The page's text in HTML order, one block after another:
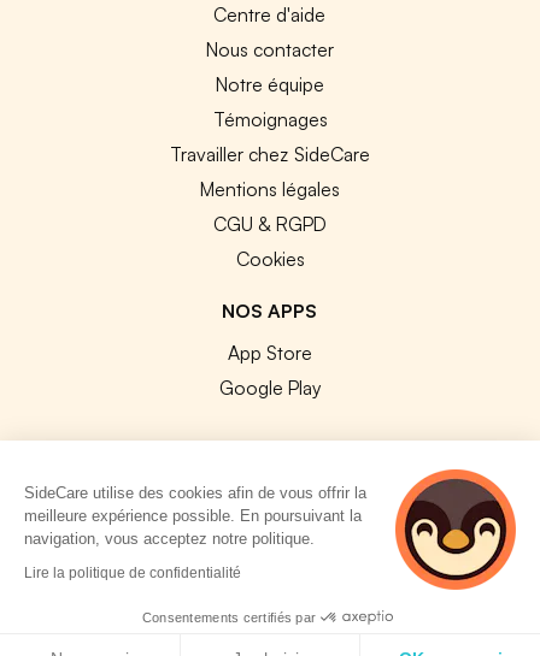
Centre d'aide
Nous contacter
Notre équipe
Témoignages
Travailler chez SideCare
Mentions légales
CGU & RGPD
Cookies
NOS APPS
App Store
Google Play
© 2026 SideCare. Tous droits réservés.
SideCare utilise des cookies afin de vous offrir la
meilleure expérience possible. En poursuivant la
navigation, vous acceptez notre politique.
Lire la politique de confidentialité
Consentements certifiés par
5 personnes
consultent
actuellement cette